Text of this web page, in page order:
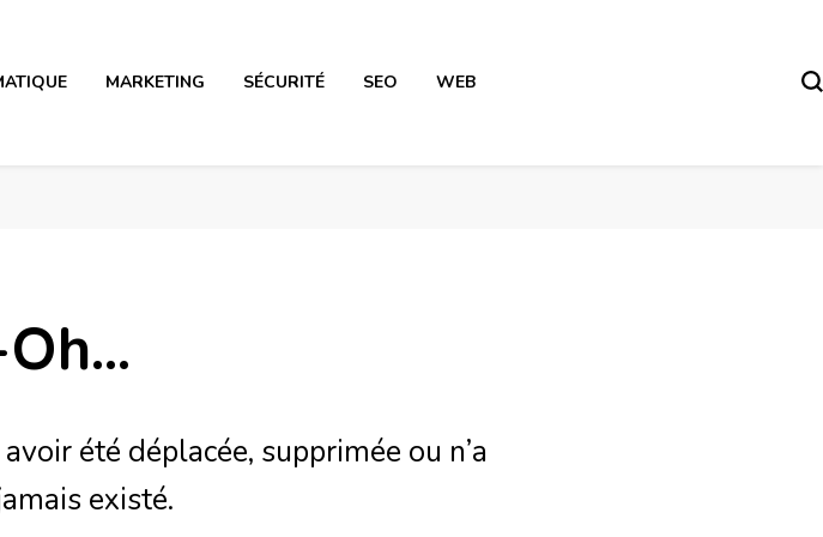
MARKETING SÉCURITÉ SEO WEB
été déplacée, supprimée ou n’a
existé.